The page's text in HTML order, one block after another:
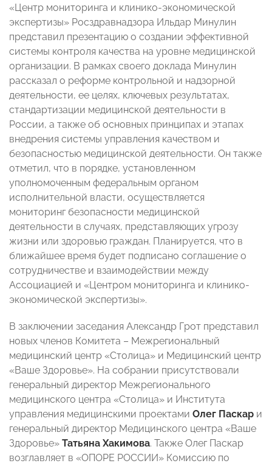
«Центр мониторинга и клинико-экономической
экспертизы» Росздравнадзора Ильдар Минулин
представил презентацию о создании эффективной
системы контроля качества на уровне медицинской
организации. В рамках своего доклада Минулин
рассказал о реформе контрольной и надзорной
деятельности, ее целях, ключевых результатах,
стандартизации медицинской деятельности в
России, а также об основных принципах и этапах
внедрения системы управления качеством и
безопасностью медицинской деятельности. Он также
отметил, что в порядке, установленном
уполномоченным федеральным органом
исполнительной власти, осуществляется
мониторинг безопасности медицинской
деятельности в случаях, представляющих угрозу
жизни или здоровью граждан. Планируется, что в
ближайшее время будет подписано соглашение о
сотрудничестве и взаимодействии между
Ассоциацией и «Центром мониторинга и клинико-
экономической экспертизы».
В заключении заседания Александр Грот представил
новых членов Комитета – Межрегиональный
медицинский центр «Столица» и Медицинский центр
«Ваше Здоровье». На собрании присутствовали
генеральный директор Межрегионального
медицинского центра «Столица» и Института
управления медицинскими проектами Олег Паскар и
генеральный директор Медицинского центра «Ваше
Здоровье» Татьяна Хакимова. Также Олег Паскар
возглавляет в «ОПОРЕ РОССИИ» Комиссию по